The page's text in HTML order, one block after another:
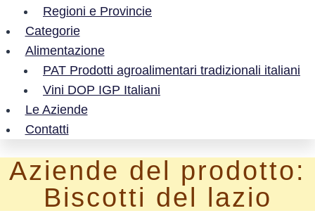
Regioni e Provincie
Categorie
Alimentazione
PAT Prodotti agroalimentari tradizionali italiani
Vini DOP IGP Italiani
Le Aziende
Contatti
Aziende del prodotto:
Biscotti del lazio